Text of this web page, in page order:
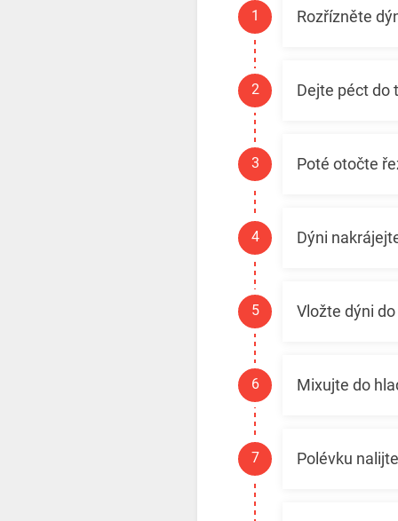
Rozřízněte
Dejte péct do
Poté otočte
Dýni
Vložte dýni
Mixujte do
Polévku